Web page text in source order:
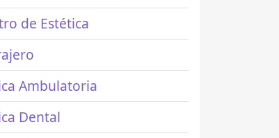
de Estética
Ambulatoria
Dental